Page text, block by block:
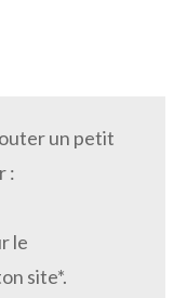
un petit
:
le
site*.